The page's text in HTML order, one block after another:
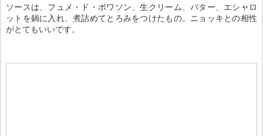
ソースは、フュメ・ド・ポワソン、生クリーム、バター、エシャロ
ットを鍋に入れ、煮詰めてとろみをつけたもの。ニョッキとの相性
がとてもいいです。